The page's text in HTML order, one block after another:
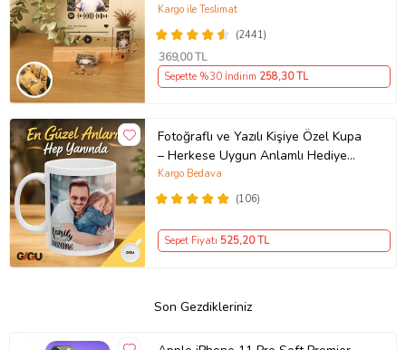
Babaya Anneye Sevgiliye Arkadaşa
Hediye
(2441)
Kargo ile Teslimat
369,00 TL
Sepette %30 İndirim 258,30 TL
Fotoğraflı ve Yazılı Kişiye Özel Kupa
– Herkese Uygun Anlamlı Hediye
Porselen Baskılı Kupa (Beyaz)
(106)
Kargo Bedava
Sepet Fiyatı 525,20 TL
Son Gezdikleriniz